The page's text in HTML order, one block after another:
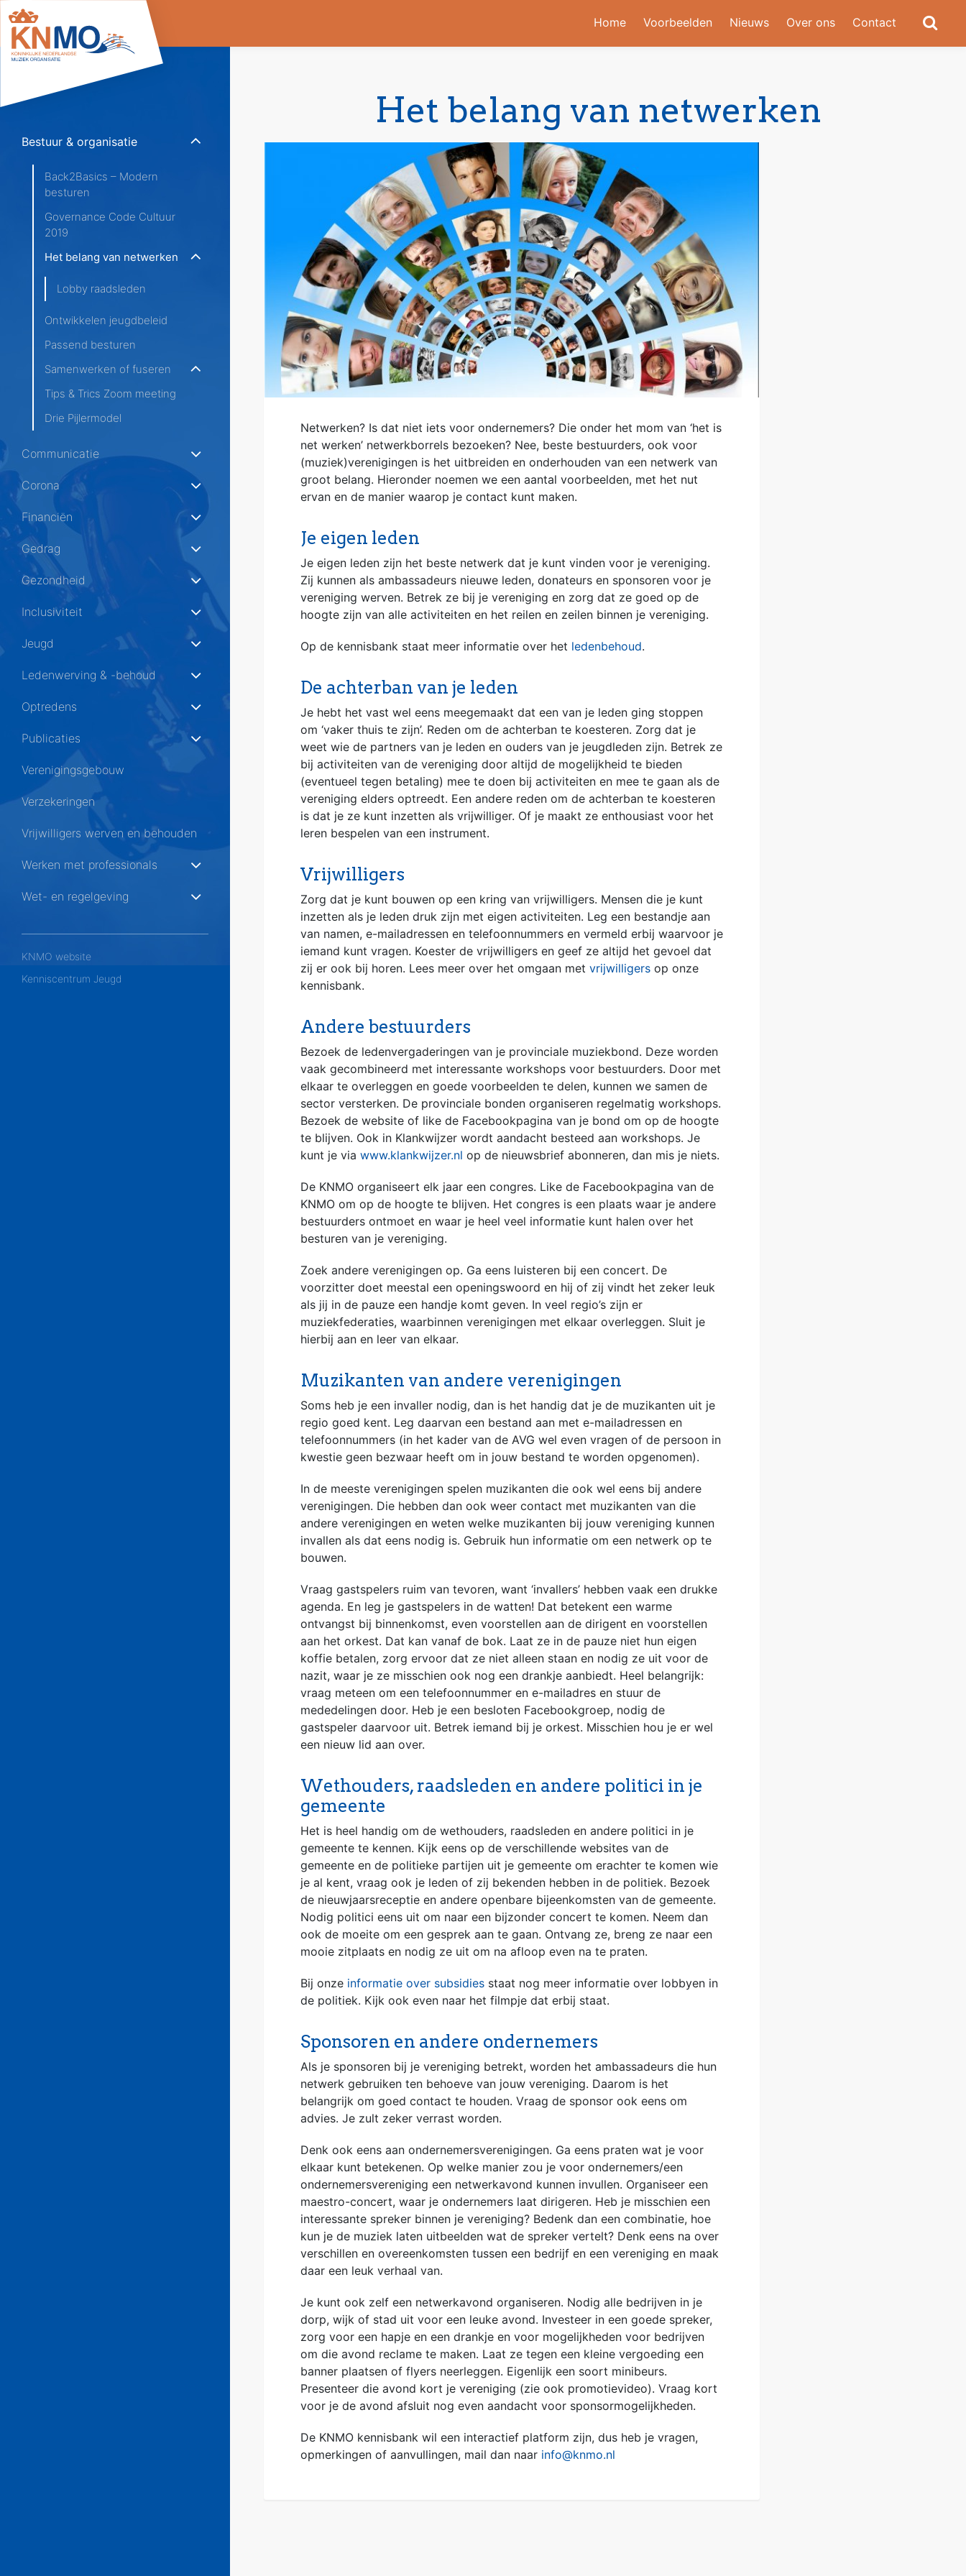
Home Voorbeelden Nieuws Over ons Contact
Bestuur & organisatie
Back2Basics – Modern
besturen
Governance Code Cultuur
2019
Het belang van netwerken
Lobby raadsleden
Ontwikkelen jeugdbeleid
Passend besturen
Samenwerken of fuseren
Tips & Trics Zoom meeting
Drie Pijlermodel
Communicatie
Corona
Financiën
Gedrag
Gezondheid
Inclusiviteit
Jeugd
Ledenwerving & -behoud
Optredens
Publicaties
Verenigingsgebouw
Verzekeringen
Vrijwilligers werven en behouden
Werken met professionals
Wet- en regelgeving
KNMO website
Kenniscentrum Jeugd
Het belang van netwerken
Netwerken? Is dat niet iets voor ondernemers? Die onder het mom van ‘het is
net werken’ netwerkborrels bezoeken? Nee, beste bestuurders, ook voor
(muziek)verenigingen is het uitbreiden en onderhouden van een netwerk van
groot belang. Hieronder noemen we een aantal voorbeelden, met het nut
ervan en de manier waarop je contact kunt maken.
Je eigen leden
Je eigen leden zijn het beste netwerk dat je kunt vinden voor je vereniging.
Zij kunnen als ambassadeurs nieuwe leden, donateurs en sponsoren voor je
vereniging werven. Betrek ze bij je vereniging en zorg dat ze goed op de
hoogte zijn van alle activiteiten en het reilen en zeilen binnen je vereniging.
Op de kennisbank staat meer informatie over het ledenbehoud.
De achterban van je leden
Je hebt het vast wel eens meegemaakt dat een van je leden ging stoppen
om ‘vaker thuis te zijn’. Reden om de achterban te koesteren. Zorg dat je
weet wie de partners van je leden en ouders van je jeugdleden zijn. Betrek ze
bij activiteiten van de vereniging door altijd de mogelijkheid te bieden
(eventueel tegen betaling) mee te doen bij activiteiten en mee te gaan als de
vereniging elders optreedt. Een andere reden om de achterban te koesteren
is dat je ze kunt inzetten als vrijwilliger. Of je maakt ze enthousiast voor het
leren bespelen van een instrument.
Vrijwilligers
Zorg dat je kunt bouwen op een kring van vrijwilligers. Mensen die je kunt
inzetten als je leden druk zijn met eigen activiteiten. Leg een bestandje aan
van namen, e-mailadressen en telefoonnummers en vermeld erbij waarvoor je
iemand kunt vragen. Koester de vrijwilligers en geef ze altijd het gevoel dat
zij er ook bij horen. Lees meer over het omgaan met vrijwilligers op onze
kennisbank.
Andere bestuurders
Bezoek de ledenvergaderingen van je provinciale muziekbond. Deze worden
vaak gecombineerd met interessante workshops voor bestuurders. Door met
elkaar te overleggen en goede voorbeelden te delen, kunnen we samen de
sector versterken. De provinciale bonden organiseren regelmatig workshops.
Bezoek de website of like de Facebookpagina van je bond om op de hoogte
te blijven. Ook in Klankwijzer wordt aandacht besteed aan workshops. Je
kunt je via www.klankwijzer.nl op de nieuwsbrief abonneren, dan mis je niets.
De KNMO organiseert elk jaar een congres. Like de Facebookpagina van de
KNMO om op de hoogte te blijven. Het congres is een plaats waar je andere
bestuurders ontmoet en waar je heel veel informatie kunt halen over het
besturen van je vereniging.
Zoek andere verenigingen op. Ga eens luisteren bij een concert. De
voorzitter doet meestal een openingswoord en hij of zij vindt het zeker leuk
als jij in de pauze een handje komt geven. In veel regio’s zijn er
muziekfederaties, waarbinnen verenigingen met elkaar overleggen. Sluit je
hierbij aan en leer van elkaar.
Muzikanten van andere verenigingen
Soms heb je een invaller nodig, dan is het handig dat je de muzikanten uit je
regio goed kent. Leg daarvan een bestand aan met e-mailadressen en
telefoonnummers (in het kader van de AVG wel even vragen of de persoon in
kwestie geen bezwaar heeft om in jouw bestand te worden opgenomen).
In de meeste verenigingen spelen muzikanten die ook wel eens bij andere
verenigingen. Die hebben dan ook weer contact met muzikanten van die
andere verenigingen en weten welke muzikanten bij jouw vereniging kunnen
invallen als dat eens nodig is. Gebruik hun informatie om een netwerk op te
bouwen.
Vraag gastspelers ruim van tevoren, want ‘invallers’ hebben vaak een drukke
agenda. En leg je gastspelers in de watten! Dat betekent een warme
ontvangst bij binnenkomst, even voorstellen aan de dirigent en voorstellen
aan het orkest. Dat kan vanaf de bok. Laat ze in de pauze niet hun eigen
koffie betalen, zorg ervoor dat ze niet alleen staan en nodig ze uit voor de
nazit, waar je ze misschien ook nog een drankje aanbiedt. Heel belangrijk:
vraag meteen om een telefoonnummer en e-mailadres en stuur de
mededelingen door. Heb je een besloten Facebookgroep, nodig de
gastspeler daarvoor uit. Betrek iemand bij je orkest. Misschien hou je er wel
een nieuw lid aan over.
Wethouders, raadsleden en andere politici in je
gemeente
Het is heel handig om de wethouders, raadsleden en andere politici in je
gemeente te kennen. Kijk eens op de verschillende websites van de
gemeente en de politieke partijen uit je gemeente om erachter te komen wie
je al kent, vraag ook je leden of zij bekenden hebben in de politiek. Bezoek
de nieuwjaarsreceptie en andere openbare bijeenkomsten van de gemeente.
Nodig politici eens uit om naar een bijzonder concert te komen. Neem dan
ook de moeite om een gesprek aan te gaan. Ontvang ze, breng ze naar een
mooie zitplaats en nodig ze uit om na afloop even na te praten.
Bij onze informatie over subsidies staat nog meer informatie over lobbyen in
de politiek. Kijk ook even naar het filmpje dat erbij staat.
Sponsoren en andere ondernemers
Als je sponsoren bij je vereniging betrekt, worden het ambassadeurs die hun
netwerk gebruiken ten behoeve van jouw vereniging. Daarom is het
belangrijk om goed contact te houden. Vraag de sponsor ook eens om
advies. Je zult zeker verrast worden.
Denk ook eens aan ondernemersverenigingen. Ga eens praten wat je voor
elkaar kunt betekenen. Op welke manier zou je voor ondernemers/een
ondernemersvereniging een netwerkavond kunnen invullen. Organiseer een
maestro-concert, waar je ondernemers laat dirigeren. Heb je misschien een
interessante spreker binnen je vereniging? Bedenk dan een combinatie, hoe
kun je de muziek laten uitbeelden wat de spreker vertelt? Denk eens na over
verschillen en overeenkomsten tussen een bedrijf en een vereniging en maak
daar een leuk verhaal van.
Je kunt ook zelf een netwerkavond organiseren. Nodig alle bedrijven in je
dorp, wijk of stad uit voor een leuke avond. Investeer in een goede spreker,
zorg voor een hapje en een drankje en voor mogelijkheden voor bedrijven
om die avond reclame te maken. Laat ze tegen een kleine vergoeding een
banner plaatsen of flyers neerleggen. Eigenlijk een soort minibeurs.
Presenteer die avond kort je vereniging (zie ook promotievideo). Vraag kort
voor je de avond afsluit nog even aandacht voor sponsormogelijkheden.
De KNMO kennisbank wil een interactief platform zijn, dus heb je vragen,
opmerkingen of aanvullingen, mail dan naar info@knmo.nl